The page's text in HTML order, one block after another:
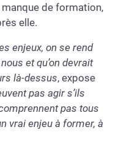
manque de formation,
elle.
enjeux, on se rend
et qu’on devrait
là-dessus, expose
pas agir s’ils
pas tous
vrai enjeu à former, à